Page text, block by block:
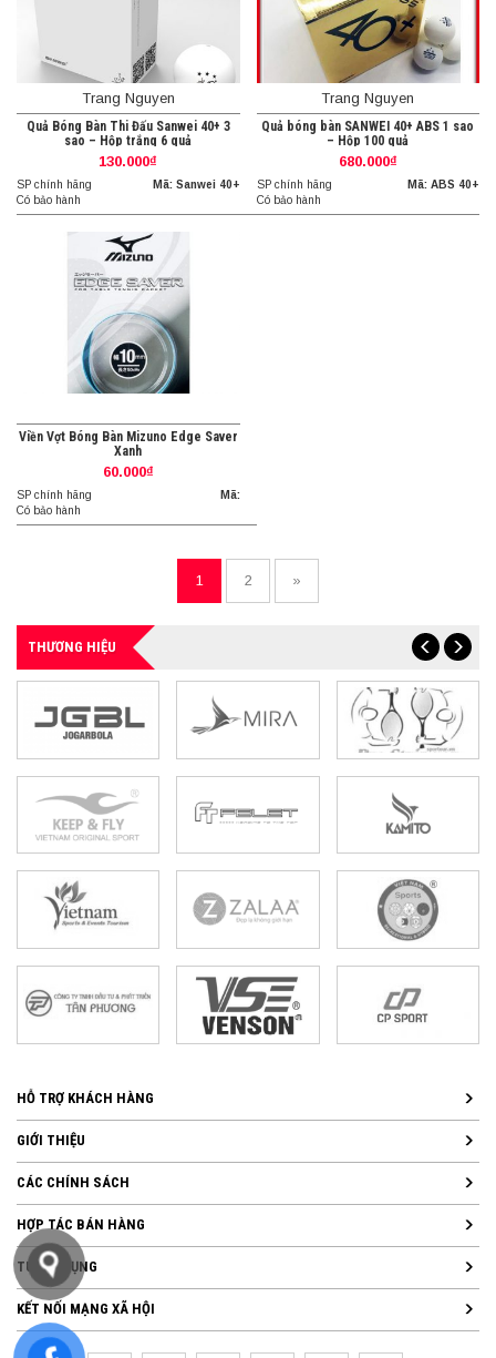
Trang Nguyen
Quả Bóng Bàn Thi Đấu Sanwei 40+ 3
sao – Hộp trắng 6 quả
130.000₫
SP chính hãng
Có bảo hành
Mã: Sanwei 40+
Trang Nguyen
Quả bóng bàn SANWEI 40+ ABS 1 sao
– Hộp 100 quả
680.000₫
SP chính hãng
Có bảo hành
Mã: ABS 40+
Viền Vợt Bóng Bàn Mizuno Edge Saver
Xanh
60.000₫
SP chính hãng
Có bảo hành
Mã:
1 2 »
THƯƠNG HIỆU
HỖ TRỢ KHÁCH HÀNG
GIỚI THIỆU
CÁC CHÍNH SÁCH
HỢP TÁC BÁN HÀNG
TUYỂN DỤNG
KẾT NỐI MẠNG XÃ HỘI